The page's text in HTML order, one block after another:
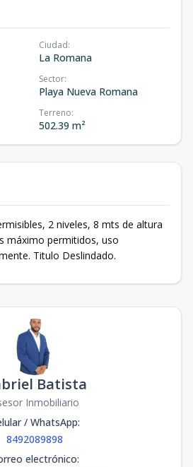
Ciudad:
La Romana
Sector:
Playa Nueva Romana
Terreno:
502.39 m²
2 niveles, 8 mts de altura
máximo permitidos, uso
Titulo Deslindado.
Batista
Inmobiliario
/ WhatsApp:
8492089898
electrónico: